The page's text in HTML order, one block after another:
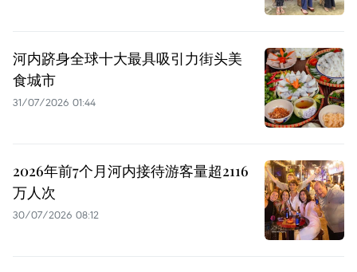
河内跻身全球十大最具吸引力街头美
食城市
31/07/2026 01:44
2026年前7个月河内接待游客量超2116
万人次
30/07/2026 08:12